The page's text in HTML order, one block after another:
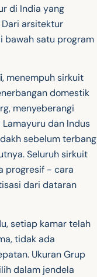
di India yang
Dari arsitektur
bawah satu program
, menempuh sirkuit
domestik
menyeberangi
dan Indus
sebelum terbang
Seluruh sirkuit
progresif - cara
dari dataran
setiap kamar telah
tidak ada
Ukuran Grup
dalam jendela